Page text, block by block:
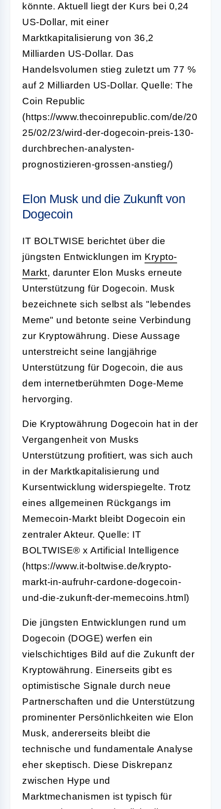
könnte. Aktuell liegt der Kurs bei 0,24
US-Dollar, mit einer
Marktkapitalisierung von 36,2
Milliarden US-Dollar. Das
Handelsvolumen stieg zuletzt um 77 %
auf 2 Milliarden US-Dollar. Quelle: The
Coin Republic
(https://www.thecoinrepublic.com/de/20
25/02/23/wird-der-dogecoin-preis-130-
durchbrechen-analysten-
prognostizieren-grossen-anstieg/)
Elon Musk und die Zukunft von
Dogecoin
IT BOLTWISE berichtet über die
jüngsten Entwicklungen im Krypto-
Markt, darunter Elon Musks erneute
Unterstützung für Dogecoin. Musk
bezeichnete sich selbst als "lebendes
Meme" und betonte seine Verbindung
zur Kryptowährung. Diese Aussage
unterstreicht seine langjährige
Unterstützung für Dogecoin, die aus
dem internetberühmten Doge-Meme
hervorging.
Die Kryptowährung Dogecoin hat in der
Vergangenheit von Musks
Unterstützung profitiert, was sich auch
in der Marktkapitalisierung und
Kursentwicklung widerspiegelte. Trotz
eines allgemeinen Rückgangs im
Memecoin-Markt bleibt Dogecoin ein
zentraler Akteur. Quelle: IT
BOLTWISE® x Artificial Intelligence
(https://www.it-boltwise.de/krypto-
markt-in-aufruhr-cardone-dogecoin-
und-die-zukunft-der-memecoins.html)
Die jüngsten Entwicklungen rund um
Dogecoin (DOGE) werfen ein
vielschichtiges Bild auf die Zukunft der
Kryptowährung. Einerseits gibt es
optimistische Signale durch neue
Partnerschaften und die Unterstützung
prominenter Persönlichkeiten wie Elon
Musk, andererseits bleibt die
technische und fundamentale Analyse
eher skeptisch. Diese Diskrepanz
zwischen Hype und
Marktmechanismen ist typisch für